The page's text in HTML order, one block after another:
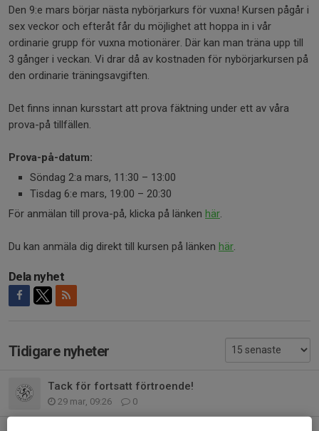
Den 9:e mars börjar nästa nybörjarkurs för vuxna! Kursen pågår i
sex veckor och efteråt får du möjlighet att hoppa in i vår
ordinarie grupp för vuxna motionärer. Där kan man träna upp till
3 gånger i veckan. Vi drar då av kostnaden för nybörjarkursen på
den ordinarie träningsavgiften.
Det finns innan kursstart att prova fäktning under ett av våra
prova-på tillfällen.
Prova-på-datum:
Söndag 2:a mars, 11:30 – 13:00
Tisdag 6:e mars, 19:00 – 20:30
För anmälan till prova-på, klicka på länken här.
Du kan anmäla dig direkt till kursen på länken här.
Dela nyhet
Tidigare nyheter
Tack för fortsatt förtroende!
29 mar, 09:26 0